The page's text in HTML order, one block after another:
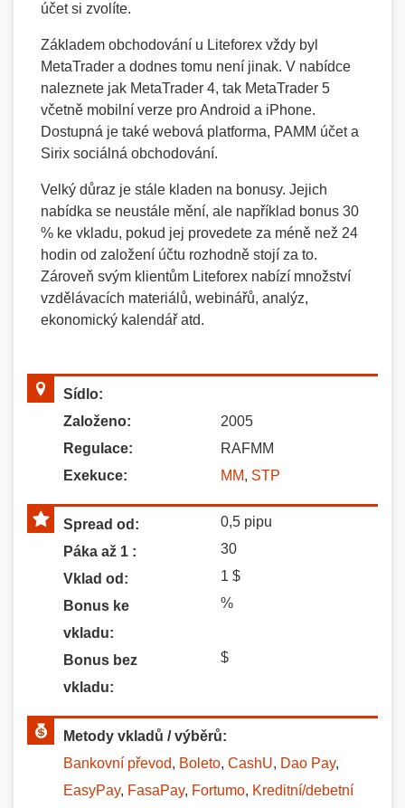
účet si zvolíte.
Základem obchodování u Liteforex vždy byl
MetaTrader a dodnes tomu není jinak. V nabídce
naleznete jak MetaTrader 4, tak MetaTrader 5
včetně mobilní verze pro Android a iPhone.
Dostupná je také webová platforma, PAMM účet a
Sirix sociálná obchodování.
Velký důraz je stále kladen na bonusy. Jejich
nabídka se neustále mění, ale například bonus 30
% ke vkladu, pokud jej provedete za méně než 24
hodin od založení účtu rozhodně stojí za to.
Zároveň svým klientům Liteforex nabízí množství
vzdělávacích materiálů, webinářů, analýz,
ekonomický kalendář atd.
Sídlo:
Založeno:
2005
Regulace:
RAFMM
Exekuce:
MM, STP
Spread od: 0,5 pipu
Páka až 1 :
30
Vklad od:
1 $
Bonus ke
vkladu:
%
Bonus bez
vkladu:
$
Metody vkladů / výběrů:
Bankovní převod, Boleto, CashU, Dao Pay,
EasyPay, FasaPay, Fortumo, Kreditní/debetní